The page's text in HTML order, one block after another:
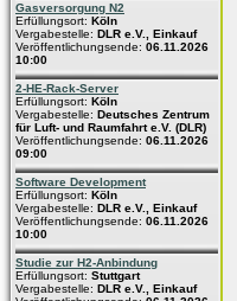
Gasversorgung N2
Erfüllungsort: Köln
Vergabestelle: DLR e.V., Einkauf
Veröffentlichungsende: 06.11.2026
10:00
2-HE-Rack-Server
Erfüllungsort: Köln
Vergabestelle: Deutsches Zentrum
für Luft- und Raumfahrt e.V. (DLR)
Veröffentlichungsende: 06.11.2026
09:00
Software Development
Erfüllungsort: Köln
Vergabestelle: DLR e.V., Einkauf
Veröffentlichungsende: 06.11.2026
10:00
Studie zur H2-Anbindung
Erfüllungsort: Stuttgart
Vergabestelle: DLR e.V., Einkauf